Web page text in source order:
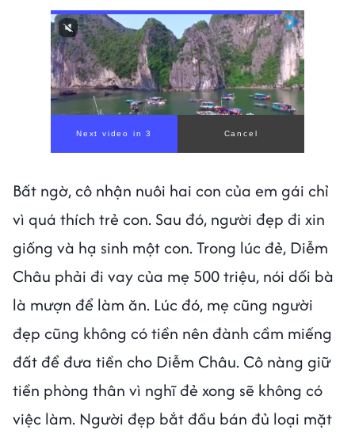
00:00/ 00:56
Bất ngờ, cô nhận nuôi hai con của em gái chỉ
vì quá thích trẻ con. Sau đó, người đẹp đi xin
giống và hạ sinh một con. Trong lúc đẻ, Diễm
Châu phải đi vay của mẹ 500 triệu, nói dối bà
là mượn để làm ăn. Lúc đó, mẹ cũng người
đẹp cũng không có tiền nên đành cầm miếng
đất để đưa tiền cho Diễm Châu. Cô nàng giữ
tiền phòng thân vì nghĩ đẻ xong sẽ không có
việc làm. Người đẹp bắt đầu bán đủ loại mặt